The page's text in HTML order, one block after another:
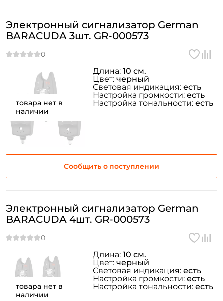
товара нет в
наличии
Электронный сигнализатор German
BARACUDA 3шт. GR-000573
Сообщить о поступлении
Длина: 10 см.
Цвет: черный
Световая индикация: есть
Настройка громкости: есть
Настройка тональности: есть
товара нет в
наличии
Электронный сигнализатор German
BARACUDA 4шт. GR-000573
Длина: 10 см.
Цвет: черный
Световая индикация: есть
Настройка громкости: есть
Настройка тональности: есть
Создать аккаунт
ФИО: *
Email: *
Номер телефона: *
Придумайте пароль: *